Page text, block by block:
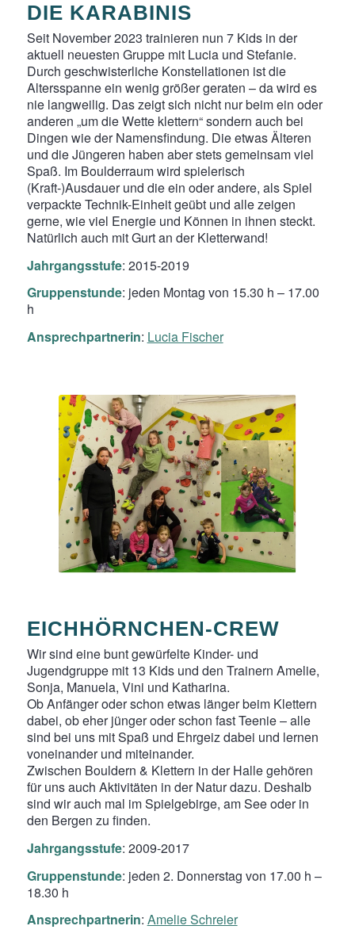
DIE KARABINIS
Seit November 2023 trainieren nun 7 Kids in der
aktuell neuesten Gruppe mit Lucia und Stefanie.
Durch geschwisterliche Konstellationen ist die
Altersspanne ein wenig größer geraten – da wird es
nie langweilig. Das zeigt sich nicht nur beim ein oder
anderen „um die Wette klettern“ sondern auch bei
Dingen wie der Namensfindung. Die etwas Älteren
und die Jüngeren haben aber stets gemeinsam viel
Spaß. Im Boulderraum wird spielerisch
(Kraft-)Ausdauer und die ein oder andere, als Spiel
verpackte Technik-Einheit geübt und alle zeigen
gerne, wie viel Energie und Können in ihnen steckt.
Natürlich auch mit Gurt an der Kletterwand!
Jahrgangsstufe: 2015-2019
Gruppenstunde: jeden Montag von 15.30 h – 17.00
h
Ansprechpartnerin: Lucia Fischer
EICHHÖRNCHEN-CREW
Wir sind eine bunt gewürfelte Kinder- und
Jugendgruppe mit 13 Kids und den Trainern Amelie,
Sonja, Manuela, Vini und Katharina.
Ob Anfänger oder schon etwas länger beim Klettern
dabei, ob eher jünger oder schon fast Teenie – alle
sind bei uns mit Spaß und Ehrgeiz dabei und lernen
voneinander und miteinander.
Zwischen Bouldern & Klettern in der Halle gehören
für uns auch Aktivitäten in der Natur dazu. Deshalb
sind wir auch mal im Spielgebirge, am See oder in
den Bergen zu finden.
Jahrgangsstufe: 2009-2017
Gruppenstunde: jeden 2. Donnerstag von 17.00 h –
18.30 h
Ansprechpartnerin: Amelie Schreier